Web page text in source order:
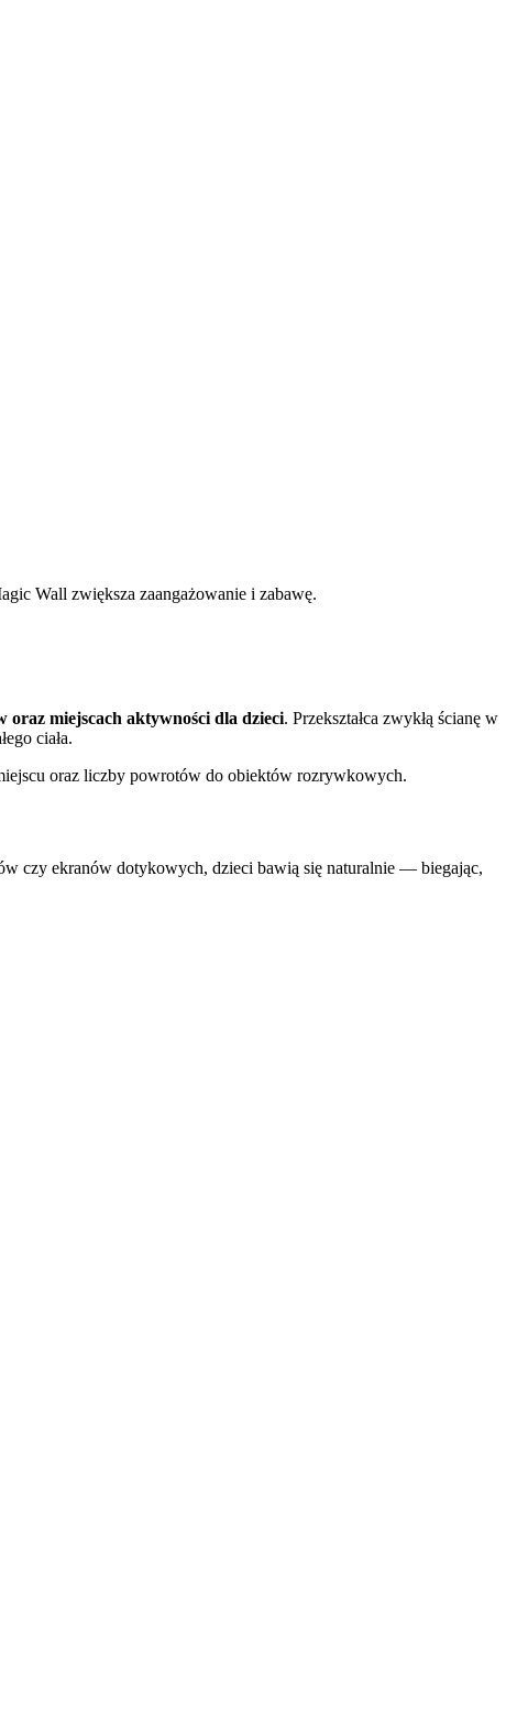
Wall zwiększa zaangażowanie i zabawę.
miejscach aktywności dla dzieci. Przekształca zwykłą ścianę w
ciała.
oraz liczby powrotów do obiektów rozrywkowych.
czy ekranów dotykowych, dzieci bawią się naturalnie — biegając,